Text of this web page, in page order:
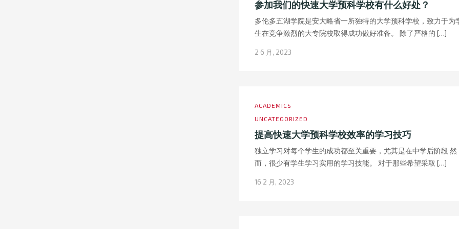
参加我们的快速大学预科学校有什么好处？
多伦多五湖学院是安大略省一所独特的大学预科学校，致力于为
生在竞争激烈的大专院校取得成功做好准备。 除了严格的 […]
2 6 月, 2023
ACADEMICS
UNCATEGORIZED
提高快速大学预科学校效率的学习技巧
独立学习对每个学生的成功都至关重要，尤其是在中学后阶段 然
而，很少有学生学习实用的学习技能。 对于那些希望采取 […]
16 2 月, 2023